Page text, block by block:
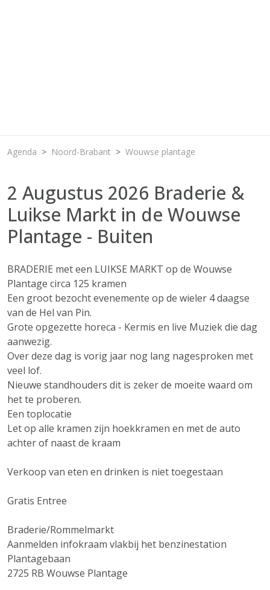
Agenda Noord-Brabant Wouwse plantage
2 Augustus 2026 Braderie &
Luikse Markt in de Wouwse
Plantage - Buiten
BRADERIE met een LUIKSE MARKT op de Wouwse
Plantage circa 125 kramen
Een groot bezocht evenemente op de wieler 4 daagse
van de Hel van Pin.
Grote opgezette horeca - Kermis en live Muziek die dag
aanwezig.
Over deze dag is vorig jaar nog lang nagesproken met
veel lof.
Nieuwe standhouders dit is zeker de moeite waard om
het te proberen.
Een toplocatie
Let op alle kramen zijn hoekkramen en met de auto
achter of naast de kraam
Verkoop van eten en drinken is niet toegestaan
Gratis Entree
Braderie/Rommelmarkt
Aanmelden infokraam vlakbij het benzinestation
Plantagebaan
2725 RB Wouwse Plantage